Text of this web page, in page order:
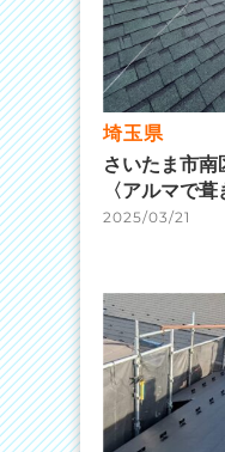
埼玉県
さいたま市
〈アルマで葺
2025/03/21